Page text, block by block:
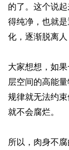
的了。这个说
得纯净，也就
化，逐渐脱离人
大家想想，如
层空间的高能
规律就无法约
就不会腐烂。
所以，肉身不